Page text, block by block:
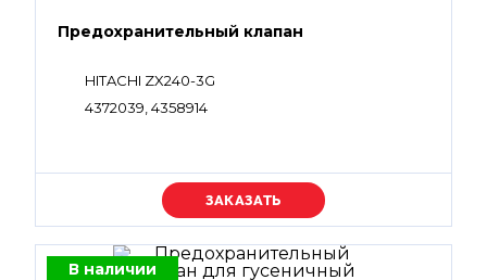
Предохранительный клапан
HITACHI ZX240-3G
4372039, 4358914
Уточняйте цену
В наличии